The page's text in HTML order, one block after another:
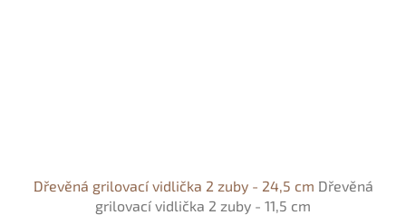
Dřevěná grilovací vidlička 2 zuby - 24,5 cm Dřevěná
grilovací vidlička 2 zuby - 11,5 cm